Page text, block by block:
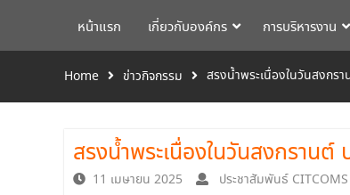
หน้าแรก เกี่ยวกับองค์กร การบริหารงาน
Home ข่าวกิจกรรม สรงน้ำพระเนื่องในวันสงกร
สรงน้ำพระเนื่องในวันสงกรานต์
11 เมษายน 2025 ประชาสัมพันธ์ CITCOMS